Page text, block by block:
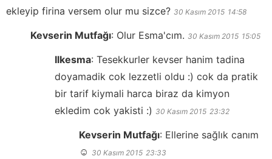
ekleyip firina versem olur mu sizce? 30 Kasım 2015 14:58
Kevserin Mutfağı: Olur Esma'cım. 30 Kasım 2015 15:05
Ilkesma: Tesekkurler kevser hanim tadina
doyamadik cok lezzetli oldu :) cok da pratik
bir tarif kiymali harca biraz da kimyon
ekledim cok yakisti :) 30 Kasım 2015 23:32
Kevserin Mutfağı: Ellerine sağlık canım
☺️ 30 Kasım 2015 23:33